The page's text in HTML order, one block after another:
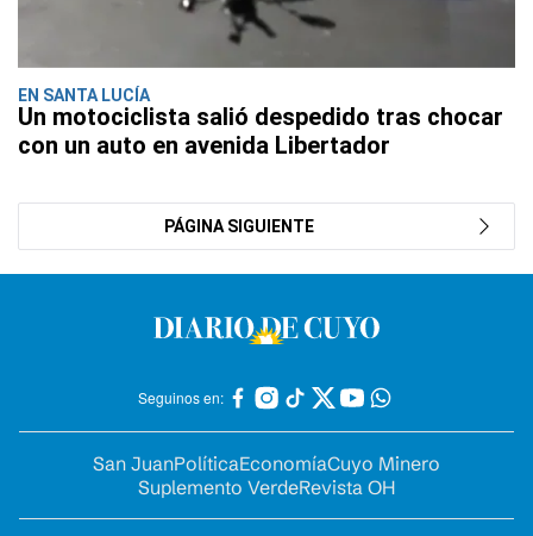
EN SANTA LUCÍA
Un motociclista salió despedido tras chocar
con un auto en avenida Libertador
PÁGINA SIGUIENTE
Seguinos en:
San JuanPolíticaEconomíaCuyo Minero
Suplemento VerdeRevista OH